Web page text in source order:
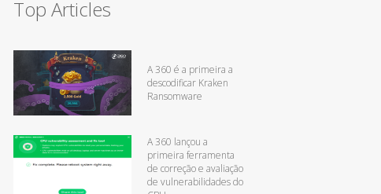
Top Articles
A 360 é a primeira a
descodificar Kraken
Ransomware
A 360 lançou a
primeira ferramenta
de correção e avaliação
de vulnerabilidades do